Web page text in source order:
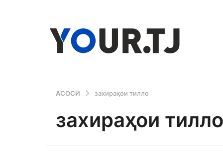
АСОСӢ захираҳои тилло
захираҳои тилло